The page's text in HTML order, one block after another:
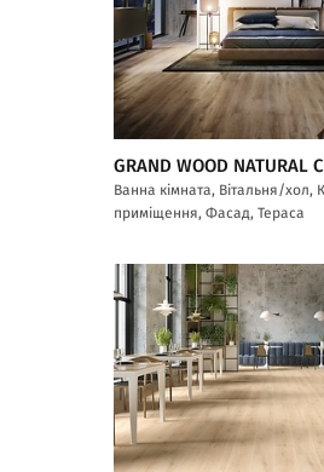
GRAND WOOD NATURAL
Ванна кімната, Вітальня/хол,
приміщення, Фасад, Тераса